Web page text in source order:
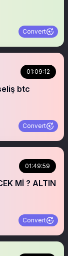
Convert
01:09:12
btc
Convert
01:49:59
Mİ ? ALTIN
Convert